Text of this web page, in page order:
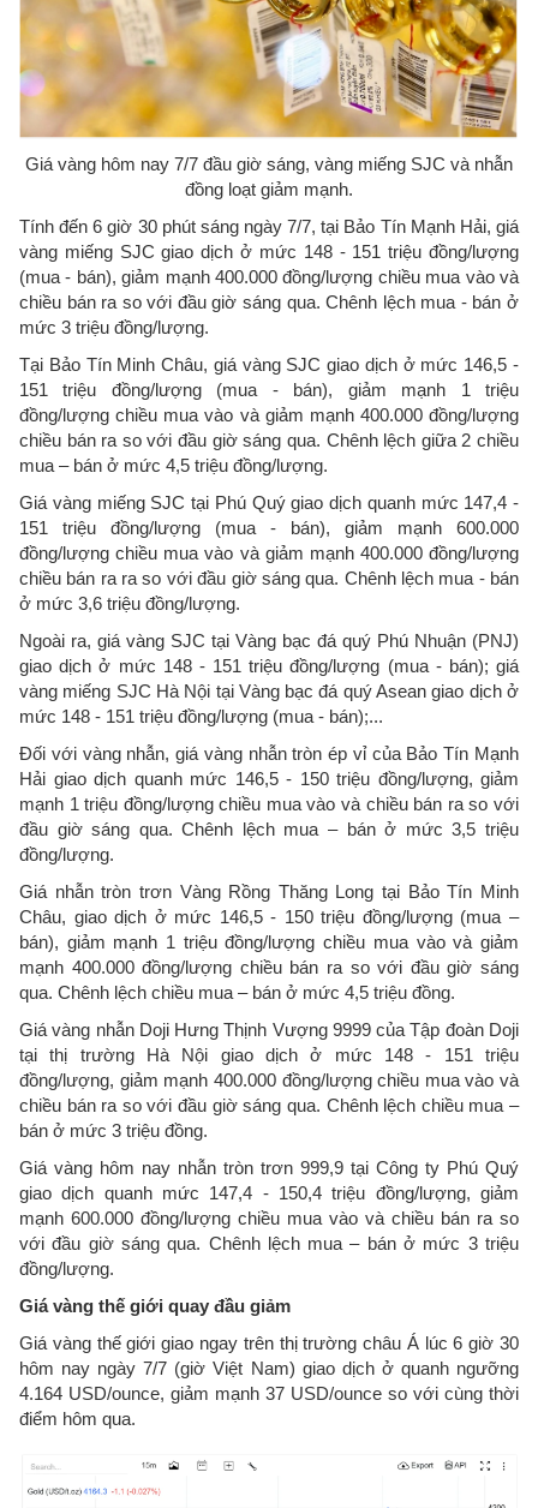
Giá vàng hôm nay 7/7 đầu giờ sáng, vàng miếng SJC và nhẫn
đồng loạt giảm mạnh.
Tính đến 6 giờ 30 phút sáng ngày 7/7, tại Bảo Tín Mạnh Hải, giá
vàng miếng SJC giao dịch ở mức 148 - 151 triệu đồng/lượng
(mua - bán), giảm mạnh 400.000 đồng/lượng chiều mua vào và
chiều bán ra so với đầu giờ sáng qua. Chênh lệch mua - bán ở
mức 3 triệu đồng/lượng.
Tại Bảo Tín Minh Châu, giá vàng SJC giao dịch ở mức 146,5 -
151 triệu đồng/lượng (mua - bán), giảm mạnh 1 triệu
đồng/lượng chiều mua vào và giảm mạnh 400.000 đồng/lượng
chiều bán ra so với đầu giờ sáng qua. Chênh lệch giữa 2 chiều
mua – bán ở mức 4,5 triệu đồng/lượng.
Giá vàng miếng SJC tại Phú Quý giao dịch quanh mức 147,4 -
151 triệu đồng/lượng (mua - bán), giảm mạnh 600.000
đồng/lượng chiều mua vào và giảm mạnh 400.000 đồng/lượng
chiều bán ra ra so với đầu giờ sáng qua. Chênh lệch mua - bán
ở mức 3,6 triệu đồng/lượng.
Ngoài ra, giá vàng SJC tại Vàng bạc đá quý Phú Nhuận (PNJ)
giao dịch ở mức 148 - 151 triệu đồng/lượng (mua - bán); giá
vàng miếng SJC Hà Nội tại Vàng bạc đá quý Asean giao dịch ở
mức 148 - 151 triệu đồng/lượng (mua - bán);...
Đối với vàng nhẫn, giá vàng nhẫn tròn ép vỉ của Bảo Tín Mạnh
Hải giao dịch quanh mức 146,5 - 150 triệu đồng/lượng, giảm
mạnh 1 triệu đồng/lượng chiều mua vào và chiều bán ra so với
đầu giờ sáng qua. Chênh lệch mua – bán ở mức 3,5 triệu
đồng/lượng.
Giá nhẫn tròn trơn Vàng Rồng Thăng Long tại Bảo Tín Minh
Châu, giao dịch ở mức 146,5 - 150 triệu đồng/lượng (mua –
bán), giảm mạnh 1 triệu đồng/lượng chiều mua vào và giảm
mạnh 400.000 đồng/lượng chiều bán ra so với đầu giờ sáng
qua. Chênh lệch chiều mua – bán ở mức 4,5 triệu đồng.
Giá vàng nhẫn Doji Hưng Thịnh Vượng 9999 của Tập đoàn Doji
tại thị trường Hà Nội giao dịch ở mức 148 - 151 triệu
đồng/lượng, giảm mạnh 400.000 đồng/lượng chiều mua vào và
chiều bán ra so với đầu giờ sáng qua. Chênh lệch chiều mua –
bán ở mức 3 triệu đồng.
Giá vàng hôm nay nhẫn tròn trơn 999,9 tại Công ty Phú Quý
giao dịch quanh mức 147,4 - 150,4 triệu đồng/lượng, giảm
mạnh 600.000 đồng/lượng chiều mua vào và chiều bán ra so
với đầu giờ sáng qua. Chênh lệch mua – bán ở mức 3 triệu
đồng/lượng.
Giá vàng thế giới quay đầu giảm
Giá vàng thế giới giao ngay trên thị trường châu Á lúc 6 giờ 30
hôm nay ngày 7/7 (giờ Việt Nam) giao dịch ở quanh ngưỡng
4.164 USD/ounce, giảm mạnh 37 USD/ounce so với cùng thời
điểm hôm qua.